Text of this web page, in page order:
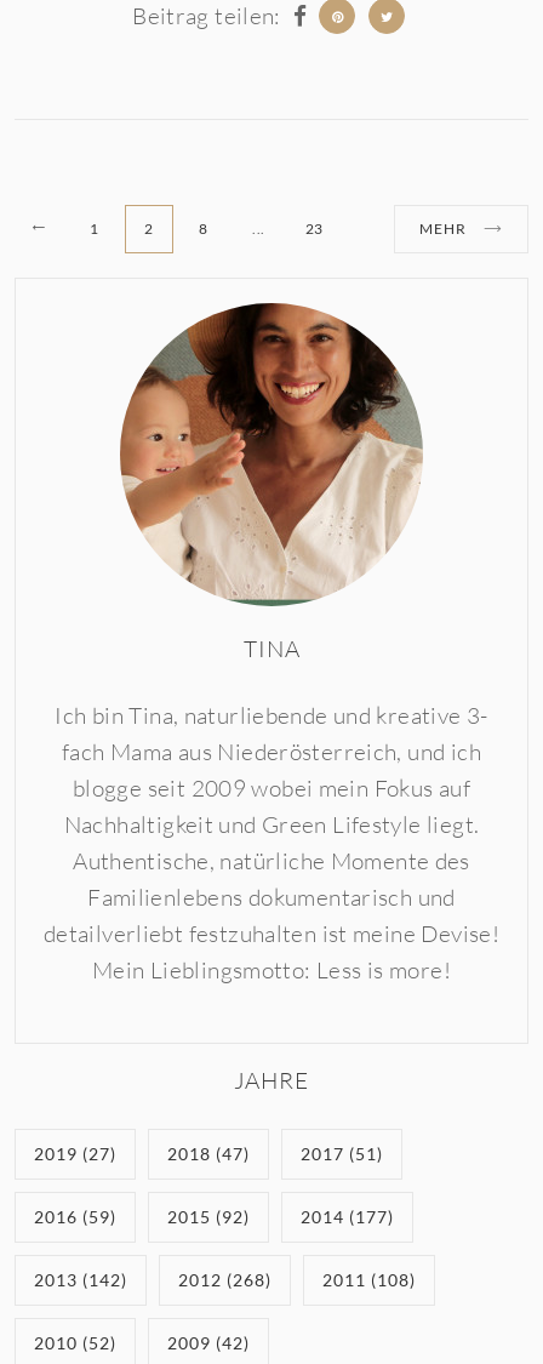
Beitrag teilen:
1 2 8 ... 23 MEHR
TINA
Ich bin Tina, naturliebende und kreative 3-
fach Mama aus Niederösterreich, und ich
blogge seit 2009 wobei mein Fokus auf
Nachhaltigkeit und Green Lifestyle liegt.
Authentische, natürliche Momente des
Familienlebens dokumentarisch und
detailverliebt festzuhalten ist meine Devise!
Mein Lieblingsmotto: Less is more!
JAHRE
2019 (27) 2018 (47) 2017 (51)
2016 (59) 2015 (92) 2014 (177)
2013 (142) 2012 (268) 2011 (108)
2010 (52) 2009 (42)